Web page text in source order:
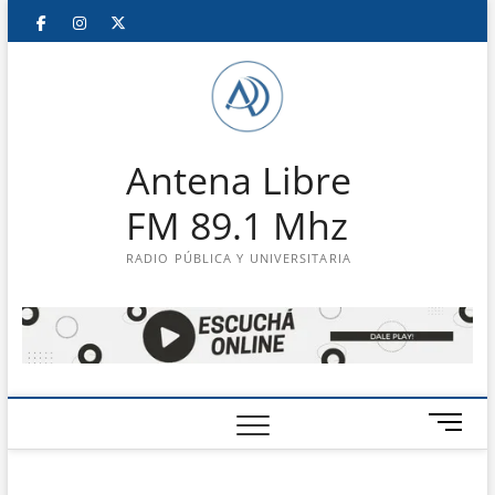
Saltar
FacebookInstagram
Antena Libre
FM 89.1 Mhz
RADIO PÚBLICA Y UNIVERSITARIA
B
o